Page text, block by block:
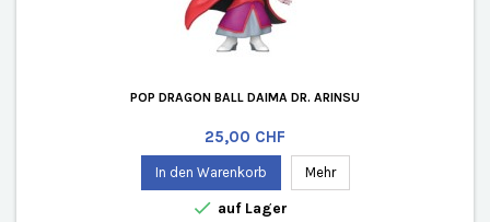
POP DRAGON BALL DAIMA DR. ARINSU
Preis
25,00 CHF
In den Warenkorb Mehr
 auf Lager